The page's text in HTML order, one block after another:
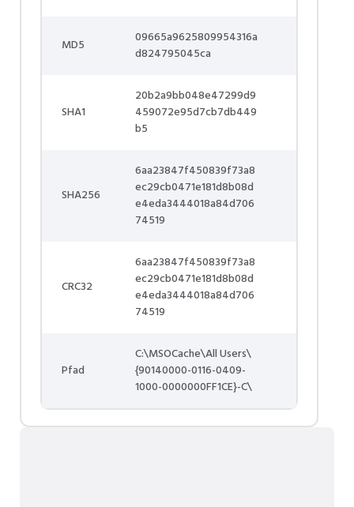
MD5
09665a9625809954316a
d824795045ca
SHA1
20b2a9bb048e47299d9
459072e95d7cb7db449
b5
SHA256
6aa23847f450839f73a8
ec29cb0471e181d8b08d
e4eda3444018a84d706
74519
CRC32
6aa23847f450839f73a8
ec29cb0471e181d8b08d
e4eda3444018a84d706
74519
Pfad
C:\MSOCache\All Users\
{90140000-0116-0409-
1000-0000000FF1CE}-C\